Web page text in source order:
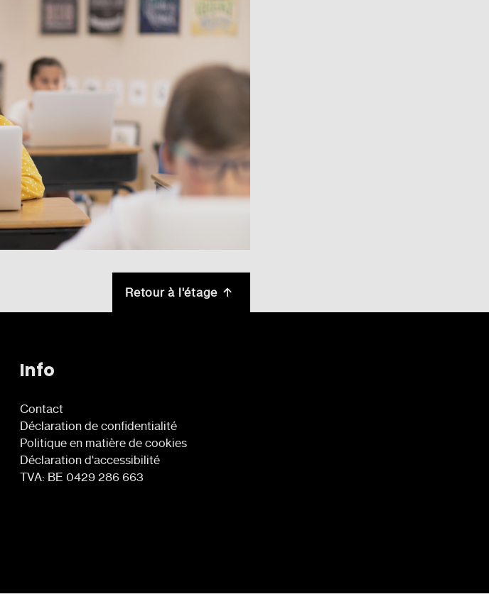
Retour à l'étage
Info
Contact
Déclaration de confidentialité
Politique en matière de cookies
Déclaration d'accessibilité
TVA: BE 0429 286 663